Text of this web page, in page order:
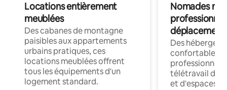
Locations entièrement
meublées
Des cabanes de montagne
paisibles aux appartements
urbains pratiques, ces
locations meublées offrent
tous les équipements d'un
logement standard.
Nomades
déplacement
Des
confortables
professionnels
télétravail
et d'espaces